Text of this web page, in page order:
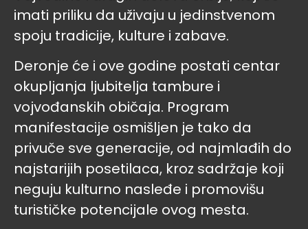
imati priliku da uživaju u jedinstvenom
spoju tradicije, kulture i zabave.
Deronje će i ove godine postati centar
okupljanja ljubitelja tambure i
vojvođanskih običaja. Program
manifestacije osmišljen je tako da
privuče sve generacije, od najmlađih do
najstarijih posetilaca, kroz sadržaje koji
neguju kulturno nasleđe i promovišu
turističke potencijale ovog mesta.